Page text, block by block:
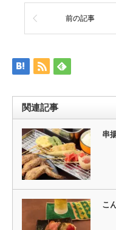
て
Twitter
し
い
ウ
ド
ウ
で
開
き
ま
す)
る
に
ク
し
て
さ
し
い
ウ
ィ
ン
ド
ウ
で
開
ま
す)
前の記事
関連記事
串
こ